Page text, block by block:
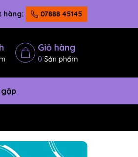
hàng: 07888 45145
Giỏ hàng
0 Sản phẩm
gặp